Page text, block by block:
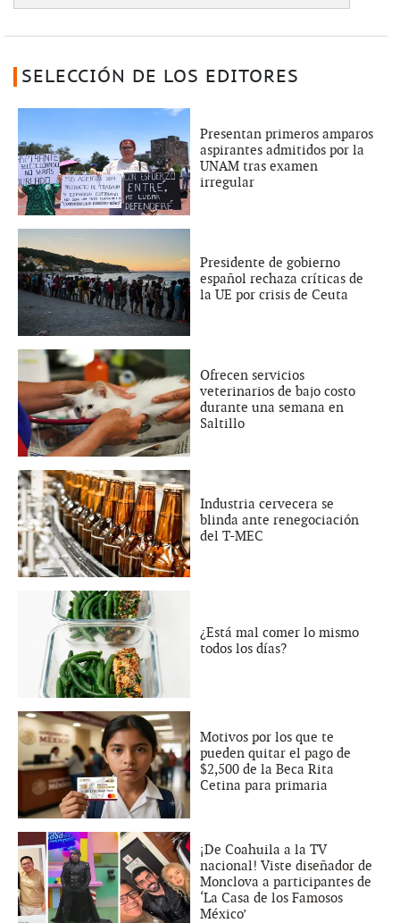
SELECCIÓN DE LOS EDITORES
Presentan primeros amparos
aspirantes admitidos por la
UNAM tras examen
irregular
Presidente de gobierno
español rechaza críticas de
la UE por crisis de Ceuta
Ofrecen servicios
veterinarios de bajo costo
durante una semana en
Saltillo
Industria cervecera se
blinda ante renegociación
del T-MEC
¿Está mal comer lo mismo
todos los días?
Motivos por los que te
pueden quitar el pago de
$2,500 de la Beca Rita
Cetina para primaria
¡De Coahuila a la TV
nacional! Viste diseñador de
Monclova a participantes de
‘La Casa de los Famosos
México’